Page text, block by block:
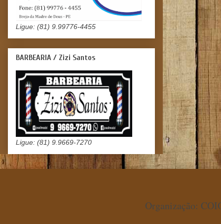
Ligue: (81) 9.99776-4455
BARBEARIA / Zizi Santos
Ligue: (81) 9.9669-7270
Organização: